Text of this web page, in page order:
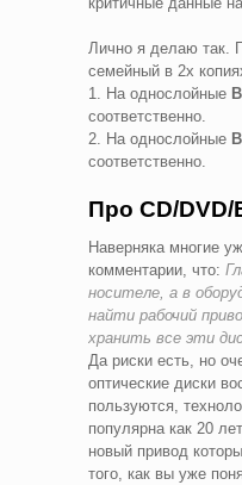
Лично я делаю так.
семейный в 2х
1. На однослойные
соответственно.
2. На однослойные
соответственно.
Про CD/
Наверняка многие
комментарии, что:
носителе, а в
найти рабочий
хранить все эти
Да риски есть, но
оптические диски
пользуются,
популярна как 20
новый привод
того, как вы уже